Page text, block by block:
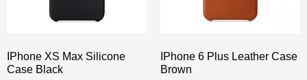
IPhone XS Max Silicone
Case Black
IPhone 6 Plus Leather Case
Brown